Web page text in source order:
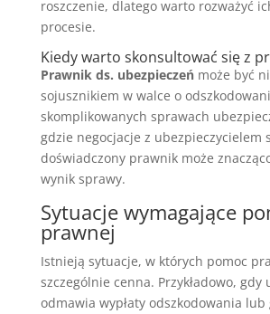
roszczenie, dlatego warto rozważyć
procesie.
Kiedy warto skonsultować się z
Prawnik ds. ubezpieczeńmoże być
sojusznikiem w walce o
skomplikowanych sprawach
gdzie negocjacje z ubezpieczycielem
doświadczony prawnik może
wynik sprawy.
Sytuacje wymagające
prawnej
Istnieją sytuacje, w których pomoc
szczególnie cenna. Przykładowo, gdy
odmawia wypłaty odszkodowania lub